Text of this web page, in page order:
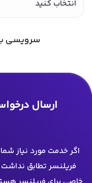
انتخاب کنید
سرویسی
ارسال
اگر خدمت مورد نیاز
فریلنسر تطابق